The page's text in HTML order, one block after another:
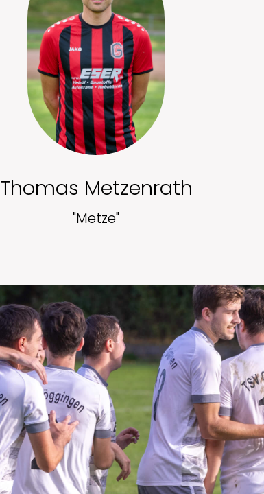
Thomas Metzenrath
"Metze"